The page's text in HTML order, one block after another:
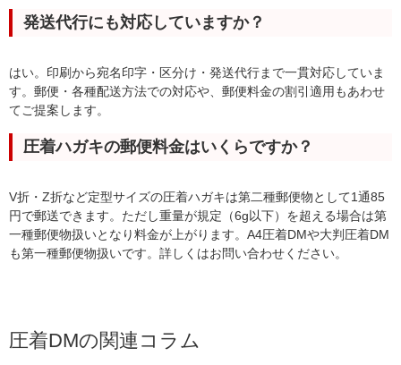
発送代行にも対応していますか？
はい。印刷から宛名印字・区分け・発送代行まで一貫対応していま
す。郵便・各種配送方法での対応や、郵便料金の割引適用もあわせ
てご提案します。
圧着ハガキの郵便料金はいくらですか？
V折・Z折など定型サイズの圧着ハガキは第二種郵便物として1通85
円で郵送できます。ただし重量が規定（6g以下）を超える場合は第
一種郵便物扱いとなり料金が上がります。A4圧着DMや大判圧着DM
も第一種郵便物扱いです。詳しくはお問い合わせください。
圧着DMの関連コラム